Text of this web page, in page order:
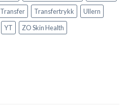
Transfer Transfertrykk
Ullern
YT ZO Skin Health